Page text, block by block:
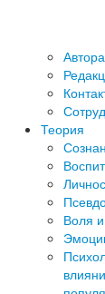
Теория
Воля